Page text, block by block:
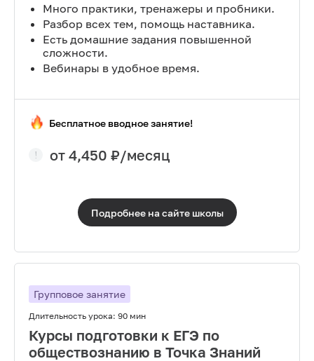
Много практики, тренажеры и пробники.
Разбор всех тем, помощь наставника.
Есть домашние задания повышенной
сложности.
Вебинары в удобное время.
Бесплатное вводное занятие!
от 4,450 ₽/месяц
Подробнее на сайте школы
Групповое занятие
Длительность урока: 90 мин
Курсы подготовки к ЕГЭ по
обществознанию в Точка Знаний